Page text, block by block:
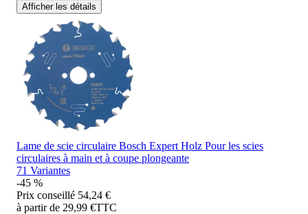
Afficher les détails
Lame de scie circulaire Bosch Expert Holz Pour les scies
circulaires à main et à coupe plongeante
71 Variantes
-45 %
Prix conseillé 54,24 €
à partir de 29,99 €TTC